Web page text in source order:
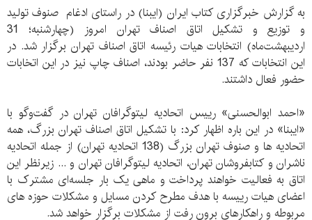
به گزارش خبرگزاری کتاب ایران (ایبنا) در راستای ادغام صنوف تولید
و توزیع و تشکیل اتاق اصناف تهران امروز (چهارشنبه؛ 31
اردیبهشت‌ماه) انتخابات هیات رئیسه اتاق اصناف تهران برگزار شد. در
این انتخابات که 137 نفر حاضر بودند، اصناف چاپ نیز در این اتخابات
حضور فعال داشتند.
«احمد ابوالحسنی» رییس اتحادیه لیتوگرافان تهران در گفت‌وگو با
«ایبنا» در این باره اظهار کرد: با تشکیل اتاق اصناف تهران بزرگ، همه
اتحادیه ها و صنوف تهران بزرگ (138 اتحادیه تهران) از جمله اتحادیه
ناشران و کتابفروشان تهران، اتحادیه لیتوگرافان تهران و ... زیرنظر این
اتاق به فعالیت خواهند پرداخت و ماهی یک بار جلسه‌ای مشترک با
اعضای هیات رییسه با هدف مطرح کردن مسایل و مشکلات حوزه های
مربوطه و راهکارهای برون رفت از مشکلات برگزار خواهد شد.